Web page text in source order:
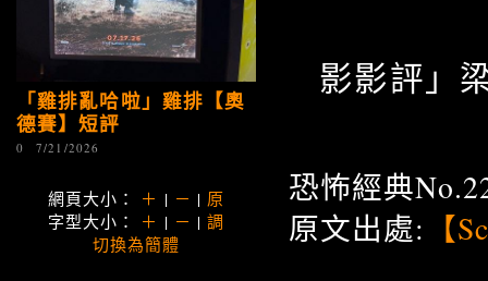
影影評」
恐怖經典
原文出處: 【
「雞排亂哈啦」雞排【奧
德賽】短評
0 7/21/2026
網頁大小： ＋ | － | 原
字型大小： ＋ | － |調
切換為簡體